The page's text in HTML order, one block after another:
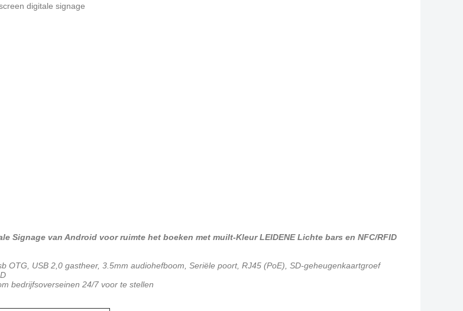
digitale signage
Signage van Android voor ruimte het boeken met muilt-Kleur LEIDENE Lichte bars en NFC/RFID
OTG, USB 2,0 gastheer, 3.5mm audiohefboom, Seriële poort, RJ45 (PoE), SD-geheugenkaartgroef
bedrijfsoverseinen 24/7 voor te stellen